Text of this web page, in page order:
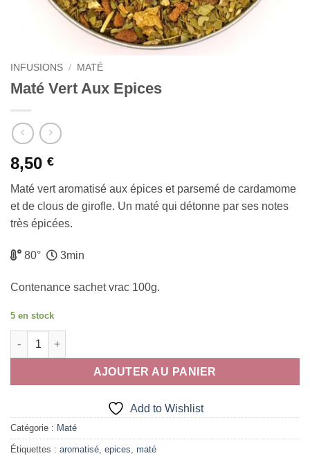
INFUSIONS / MATÉ
Maté Vert Aux Epices
8,50 €
Maté vert aromatisé aux épices et parsemé de cardamome
et de clous de girofle. Un maté qui détonne par ses notes
très épicées.
80° 3min
Contenance sachet vrac 100g.
5 en stock
quantité de Maté Vert Aux Epices
AJOUTER AU PANIER
Add to Wishlist
Catégorie : Maté
Étiquettes : aromatisé epices maté